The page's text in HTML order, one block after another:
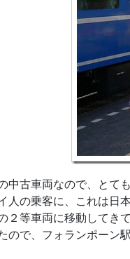
中古車両なので、とて
人の乗客に、これは日
２等車両に移動してき
ので、フォランポー